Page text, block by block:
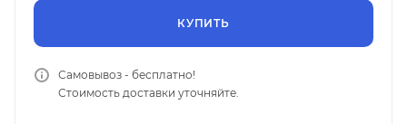
КУПИТЬ
Самовывоз - бесплатно!
Стоимость доставки уточняйте.